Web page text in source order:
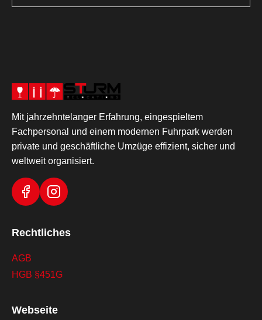
Mit jahrzehntelanger Erfahrung, eingespieltem
Fachpersonal und einem modernen Fuhrpark werden
private und geschäftliche Umzüge effizient, sicher und
weltweit organisiert.
Rechtliches
AGB
HGB §451G
Webseite